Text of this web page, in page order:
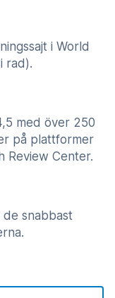
i World
rad).
med över 250
på plattformer
Review Center.
snabbast